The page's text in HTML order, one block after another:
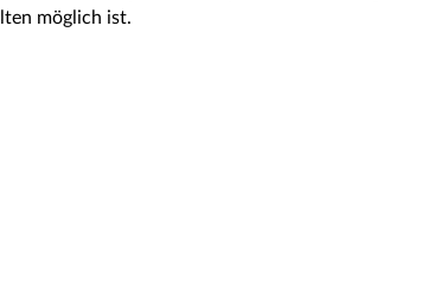
möglich ist.